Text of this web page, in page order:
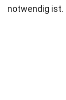
notwendig ist.